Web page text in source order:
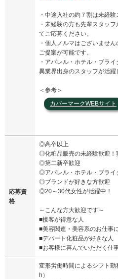
・中途入社の約７割は未経験
・未経験の方も先輩スタッ
てご応募ください。
・個人ノルマはございませ
ご提案が可能です。
・アパレル・ホテル・ブラ
異業界出身のスタッフが活躍
＜参考＞
カバーマークWEBサイト
応募資
格
◎高卒以上
◎化粧品販売の未経験歓迎！
◎第二新卒歓迎
◎アパレル・ホテル・ブライ
◎ブランドが好きな方歓迎
◎20～30代女性が活躍中！
～こんな方大歓迎です～
■接客が得意な人
■美容関連・美容系のお仕事
■デパート化粧品が好きな人
■お客様に喜んでいただく仕
変形労働時間によるシフト
h）